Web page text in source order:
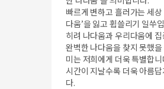
빠르게 변하고 흘러가는 세
다움’을 잃고 휩쓸리기 일쑤
히려 나다움과 우리다움에
완벽한 나다움을 찾지 못했
미는 저희에게 더욱 특별합
시간이 지날수록 더욱 아름
다.